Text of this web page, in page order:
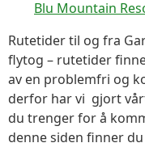
Blu Mountain
Rutetider til og fra
flytog – rutetider
av en problemfri og
derfor har vi gjort
du trenger for å
denne siden finner